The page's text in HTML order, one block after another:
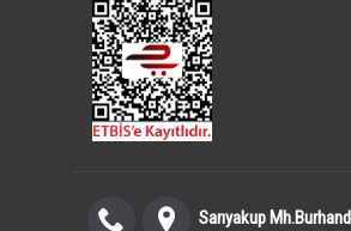
Sarıyakup